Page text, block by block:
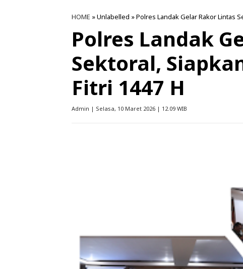
HOME » Unlabelled » Polres Landak Gelar Rakor Lintas
Polres Landak
Sektoral,
Fitri 1447 H
Admin | Selasa, 10 Maret 2026 | 12.09 WIB